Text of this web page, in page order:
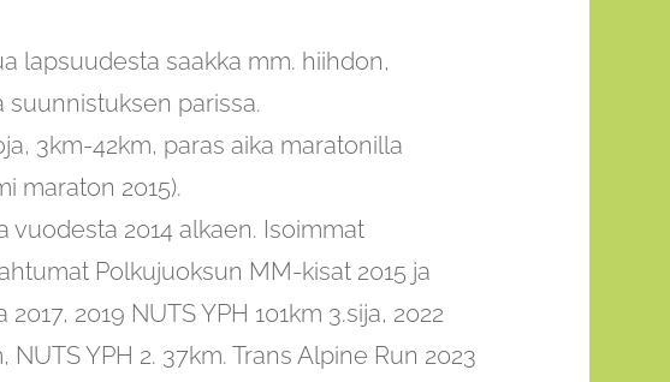
lapsuudesta saakka mm. hiihdon,
suunnistuksen parissa.
3km-42km, paras aika maratonilla
maraton 2015).
vuodesta 2014 alkaen. Isoimmat
Polkujuoksun MM-kisat 2015 ja
2017, 2019 NUTS YPH 101km 3.sija, 2022
NUTS YPH 2. 37km. Trans Alpine Run 2023